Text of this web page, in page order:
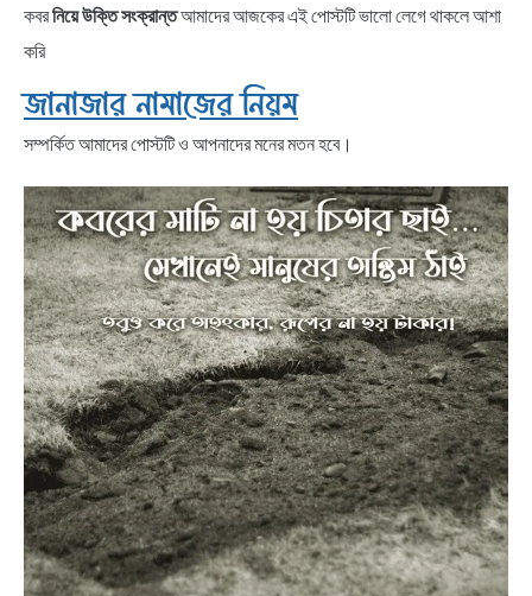
কবরনিয়ে উক্তি সংক্রান্তআমাদের আজকের এই পোস্টটি ভালো লেগে থাকলে আশা
করি
জানাজার নামাজের নিয়ম
সম্পর্কিত আমাদের পোস্টটি ও আপনাদের মনের মতন হবে।